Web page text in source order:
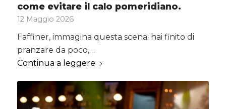
come evitare il calo pomeridiano.
12 Maggio 2026
Faffiner, immagina questa scena: hai finito di
pranzare da poco,…
Continua a leggere